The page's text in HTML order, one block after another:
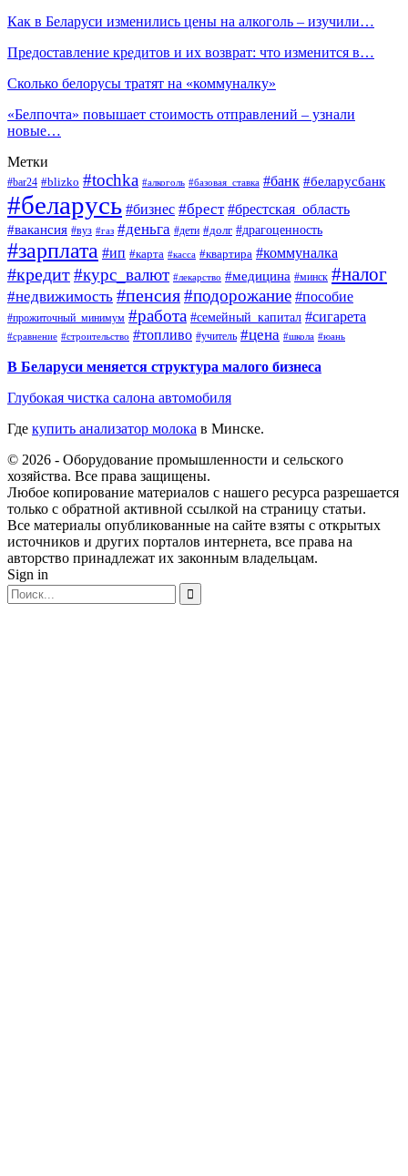
Как в Беларуси изменились цены на алкоголь – изучили…
Предоставление кредитов и их возврат: что изменится в…
Сколько белорусы тратят на «коммуналку»
«Белпочта» повышает стоимость отправлений – узнали
новые…
Метки
#bar24 #blizko #tochka #алкоголь #базовая_ставка #банк #беларусбанк
#беларусь #бизнес #брест #брестская_область
#вакансия #вуз #газ #деньга #дети #долг #драгоценность
#зарплата #ип #карта #касса #квартира #коммуналка
#кредит#курс_валют #лекарство #медицина #минск #налог
#недвижимость #пенсия#подорожание #пособие
#прожиточный_минимум #работа #семейный_капитал #сигарета
#сравнение #строительство #топливо #учитель #цена #школа #юань
В Беларуси меняется структура малого бизнеса
Глубокая чистка салона автомобиля
Где купить анализатор молока в Минске.
© 2026 - Оборудование промышленности и сельского
хозяйства. Все права защищены.
Любое копирование материалов с нашего ресурса разрешается
только с обратной активной ссылкой на страницу статьи.
Все материалы опубликованные на сайте взяты с открытых
источников и других порталов интернета, все права на
авторство принадлежат их законным владельцам.
Sign in